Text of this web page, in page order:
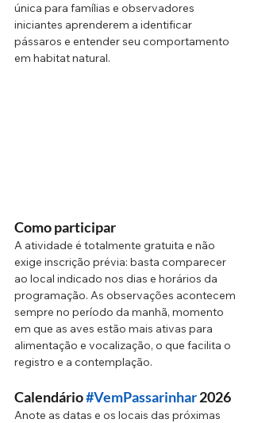
única para famílias e observadores
iniciantes aprenderem a identificar
pássaros e entender seu comportamento
em habitat natural.
Como participar
A atividade é totalmente gratuita e não
exige inscrição prévia: basta comparecer
ao local indicado nos dias e horários da
programação. As observações acontecem
sempre no período da manhã, momento
em que as aves estão mais ativas para
alimentação e vocalização, o que facilita o
registro e a contemplação.
Calendário #VemPassarinhar 2026
Anote as datas e os locais das próximas